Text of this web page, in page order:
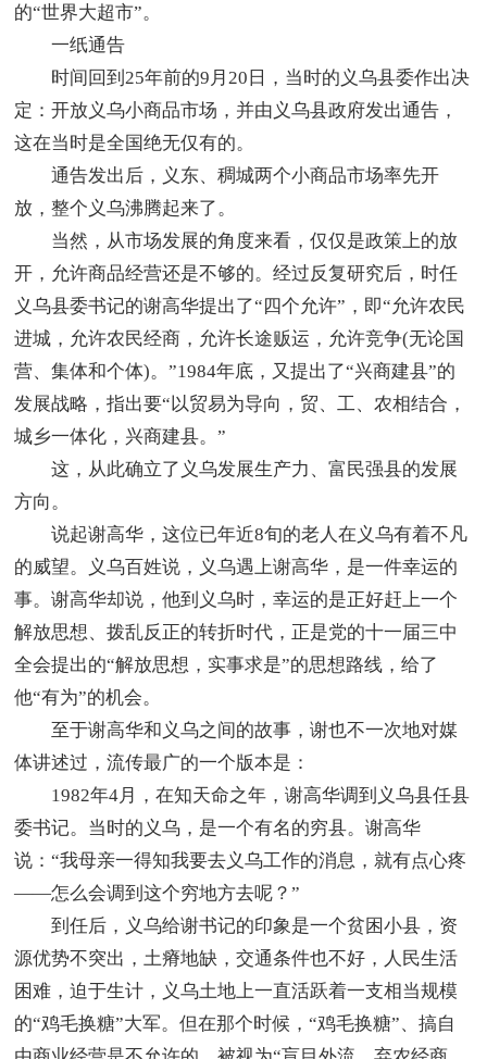
的“世界大超市”。
一纸通告
时间回到25年前的9月20日，当时的义乌县委作出决
定：开放义乌小商品市场，并由义乌县政府发出通告，
这在当时是全国绝无仅有的。
通告发出后，义东、稠城两个小商品市场率先开
放，整个义乌沸腾起来了。
当然，从市场发展的角度来看，仅仅是政策上的放
开，允许商品经营还是不够的。经过反复研究后，时任
义乌县委书记的谢高华提出了“四个允许”，即“允许农民
进城，允许农民经商，允许长途贩运，允许竞争(无论国
营、集体和个体)。”1984年底，又提出了“兴商建县”的
发展战略，指出要“以贸易为导向，贸、工、农相结合，
城乡一体化，兴商建县。”
这，从此确立了义乌发展生产力、富民强县的发展
方向。
说起谢高华，这位已年近8旬的老人在义乌有着不凡
的威望。义乌百姓说，义乌遇上谢高华，是一件幸运的
事。谢高华却说，他到义乌时，幸运的是正好赶上一个
解放思想、拨乱反正的转折时代，正是党的十一届三中
全会提出的“解放思想，实事求是”的思想路线，给了
他“有为”的机会。
至于谢高华和义乌之间的故事，谢也不一次地对媒
体讲述过，流传最广的一个版本是：
1982年4月，在知天命之年，谢高华调到义乌县任县
委书记。当时的义乌，是一个有名的穷县。谢高华
说：“我母亲一得知我要去义乌工作的消息，就有点心疼
——怎么会调到这个穷地方去呢？”
到任后，义乌给谢书记的印象是一个贫困小县，资
源优势不突出，土瘠地缺，交通条件也不好，人民生活
困难，迫于生计，义乌土地上一直活跃着一支相当规模
的“鸡毛换糖”大军。但在那个时候，“鸡毛换糖”、搞自